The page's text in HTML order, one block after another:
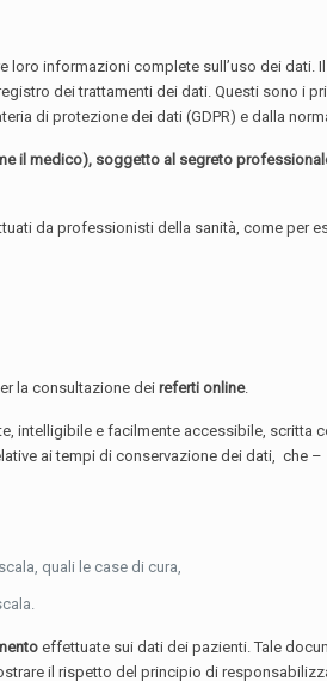
loro informazioni complete sull’uso dei dati.
dei trattamenti dei dati. Questi sono i
di protezione dei dati (GDPR) e dalla
il medico), soggetto al segreto
da professionisti della sanità, come per
la consultazione deireferti online.
intelligibile e facilmente accessibile, scritta
ai tempi di conservazione dei dati, che
quali le case di cura,
effettuate sui dati dei pazienti. Tale
il rispetto del principio di